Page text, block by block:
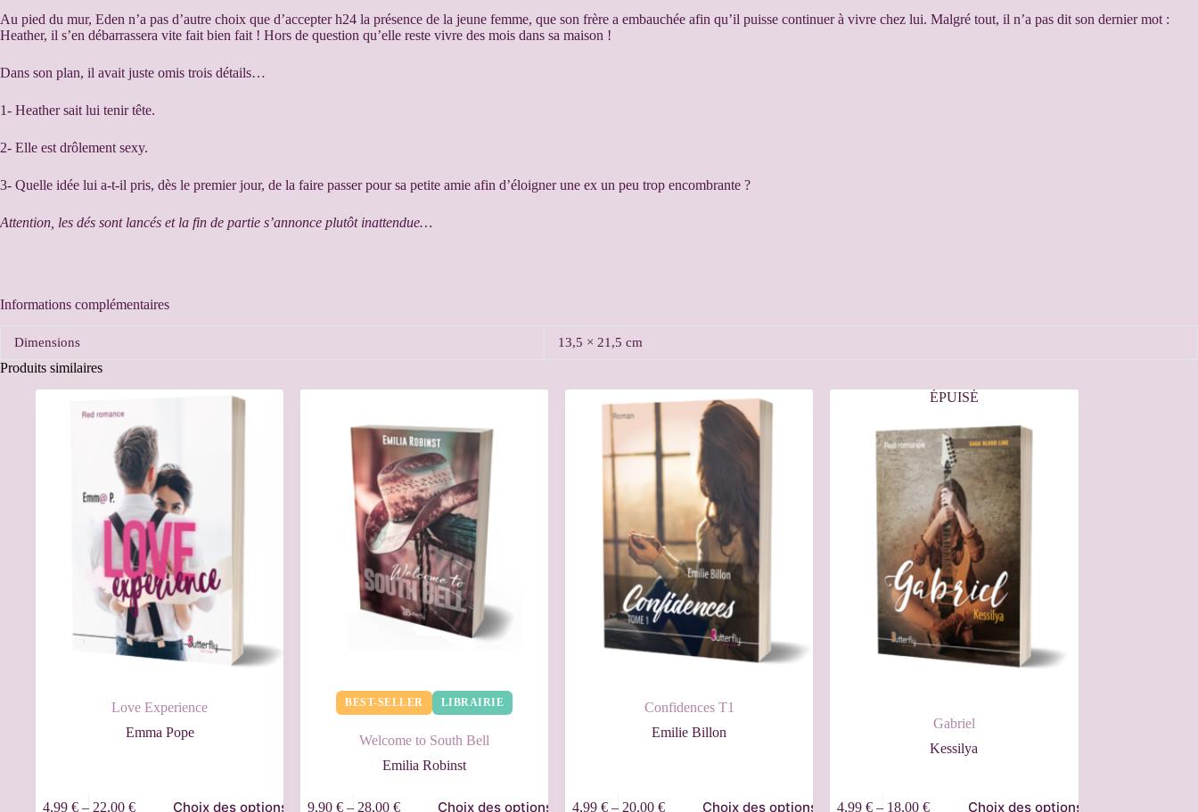
Au pied du mur, Eden n’a pas d’autre choix que d’accepter h24 la présence de la jeune femme, que son frère a embauchée afin qu’il puisse continuer à vivre chez lui. Malgré tout, il n’a pas dit son dernier mot :
Heather, il s’en débarrassera vite fait bien fait ! Hors de question qu’elle reste vivre des mois dans sa maison !
Dans son plan, il avait juste omis trois détails…
1- Heather sait lui tenir tête.
2- Elle est drôlement sexy.
3- Quelle idée lui a-t-il pris, dès le premier jour, de la faire passer pour sa petite amie afin d’éloigner une ex un peu trop encombrante ?
Attention, les dés sont lancés et la fin de partie s’annonce plutôt inattendue…
Informations complémentaires
Dimensions 13,5 × 21,5 cm
Produits similaires
Love Experience
Emma Pope
4,99 €– 22,00 € Choix des options
BEST-SELLER LIBRAIRIE
Welcome to South Bell
Emilia Robinst
9,90 €– 28,00 € Choix des options
Confidences T1
Emilie Billon
4,99 €– 20,00 € Choix des options
ÉPUISÉ
Gabriel
Kessilya
4,99 €– 18,00 € Choix des options